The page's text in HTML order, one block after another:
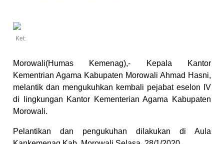
Ket:
Morowali(Humas Kemenag),- Kepala Kantor
Kementrian Agama Kabupaten Morowali Ahmad Hasni,
melantik dan mengukuhkan kembali pejabat eselon IV
di lingkungan Kantor Kementerian Agama Kabupaten
Morowali.
Pelantikan dan pengukuhan dilakukan di Aula